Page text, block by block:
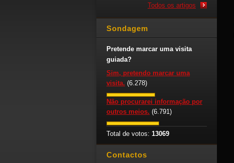
Todos os artigos
Sondagem
Pretende marcar uma visita
guiada?
Sim, pretendo marcar uma
visita. (6.278)
Não procurarei informação por
outros meios. (6.791)
Total de votos: 13069
Contactos